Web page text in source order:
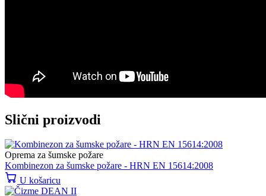
Slični proizvodi
Oprema za šumske požare
Kombinezon za šumske požare - HRN EN 15614:2008
U košaricu